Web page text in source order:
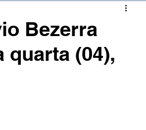
Mente em Pauta Segurança
Bezerra
quarta (04),